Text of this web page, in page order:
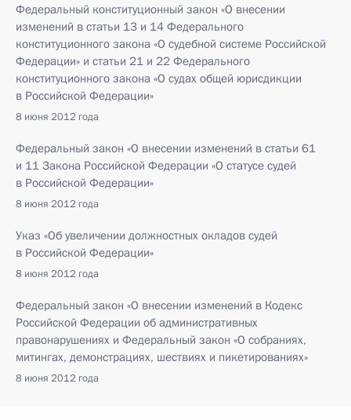
Федеральный конституционный закон «О внесении
изменений в статьи 13 и 14 Федерального
конституционного закона «О судебной системе Российской
Федерации» и статьи 21 и 22 Федерального
конституционного закона «О судах общей юрисдикции
в Российской Федерации»
8 июня 2012 года
Федеральный закон «О внесении изменений в статьи 61
и 11 Закона Российской Федерации «О статусе судей
в Российской Федерации»
8 июня 2012 года
Указ «Об увеличении должностных окладов судей
в Российской Федерации»
8 июня 2012 года
Федеральный закон «О внесении изменений в Кодекс
Российской Федерации об административных
правонарушениях и Федеральный закон «О собраниях,
митингах, демонстрациях, шествиях и пикетированиях»
8 июня 2012 года